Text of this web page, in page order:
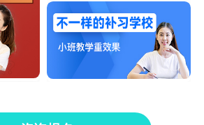
一轮基础复习已经结束，是否所有考生都
已进入紧张的备考状态？你是在紧锣密鼓的规
划复习，还是仍游离于状态之外？不足百日，
你是否感受到了身边的紧张气氛？是否确定了
目标院校？是否为此付出了应有的努力？如果
你没有感觉到竞争的压力，没有感觉到备考的
紧张，不觉得每天时间不够用，那么你可能还
高三成绩什么时候定型？现在补
子看着不理想的成绩非常着急，担心成绩已经